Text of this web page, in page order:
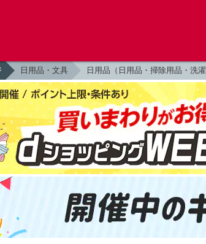
日用品・文具 日用品（日用品・掃除用品・洗濯